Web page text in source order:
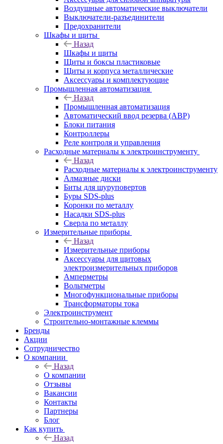
Воздушные автоматические выключатели
Выключатели-разъединители
Предохранители
Шкафы и щиты
Назад
Шкафы и щиты
Щиты и боксы пластиковые
Щиты и корпуса металлические
Аксессуары и комплектующие
Промышленная автоматизация
Назад
Промышленная автоматизация
Автоматический ввод резерва (АВР)
Блоки питания
Контроллеры
Реле контроля и управления
Расходные материалы к электроинструменту
Назад
Расходные материалы к электроинструменту
Алмазные диски
Биты для шуруповертов
Буры SDS-plus
Коронки по металлу
Насадки SDS-plus
Сверла по металлу
Измерительные приборы
Назад
Измерительные приборы
Аксессуары для щитовых
электроизмерительных приборов
Амперметры
Вольтметры
Многофункциональные приборы
Трансформаторы тока
Электроинструмент
Строительно-монтажные клеммы
Бренды
Акции
Сотрудничество
О компании
Назад
О компании
Отзывы
Вакансии
Контакты
Партнеры
Блог
Как купить
Назад